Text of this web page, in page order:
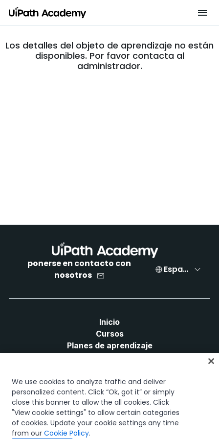
Los detalles del objeto de aprendizaje no están
disponibles. Por favor contacta al
administrador.
ponerse en contacto con
nosotros
Español
Inicio
Cursos
Planes de aprendizaje
Recursos
Conectemos
We use cookies to analyze traffic and deliver
personalized content. Click “Ok, got it” or simply
close this banner to allow the all cookies. Click
"View cookie settings" to allow certain categories
of cookies. Update your cookie settings any time
from our Cookie Policy.